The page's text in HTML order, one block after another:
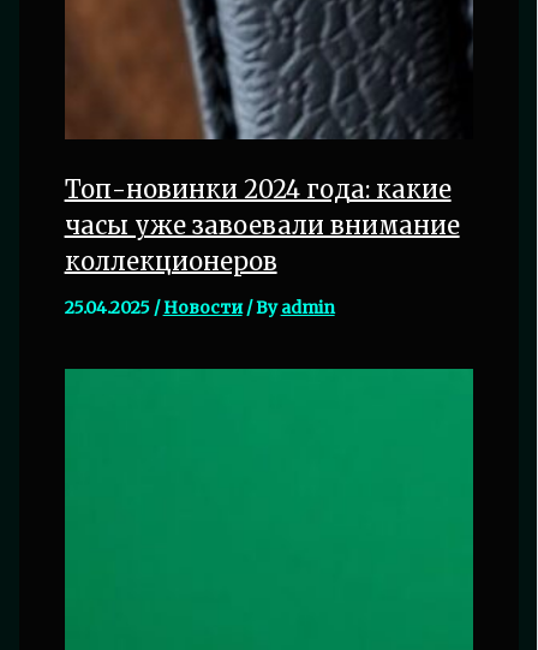
Топ-новинки 2024 года: какие
часы уже завоевали внимание
коллекционеров
25.04.2025 /Новости/ Byadmin